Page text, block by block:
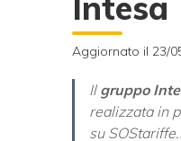
Aggiornato il 23/
Il gruppo
realizzata in
su